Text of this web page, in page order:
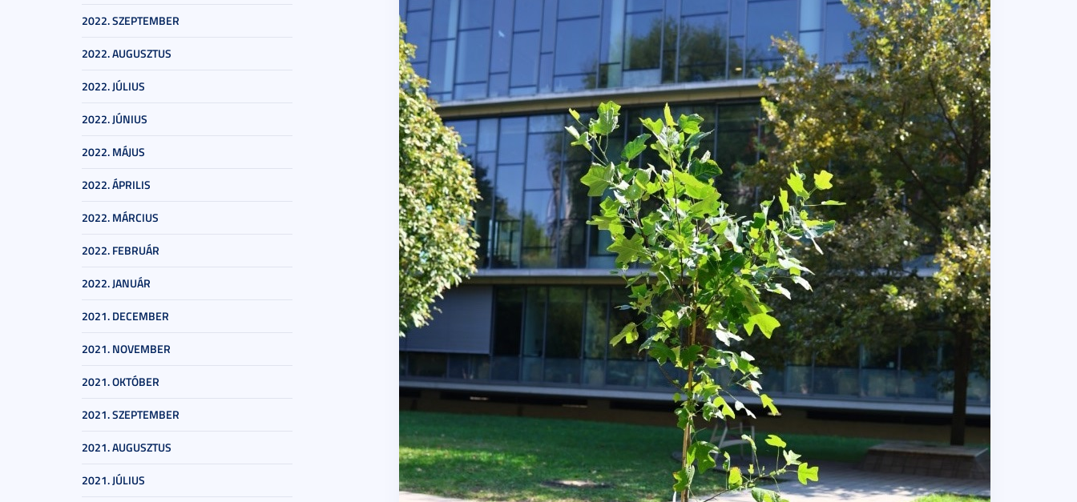
2022. SZEPTEMBER
2022. AUGUSZTUS
2022. JÚLIUS
2022. JÚNIUS
2022. MÁJUS
2022. ÁPRILIS
2022. MÁRCIUS
2022. FEBRUÁR
2022. JANUÁR
2021. DECEMBER
2021. NOVEMBER
2021. OKTÓBER
2021. SZEPTEMBER
2021. AUGUSZTUS
2021. JÚLIUS